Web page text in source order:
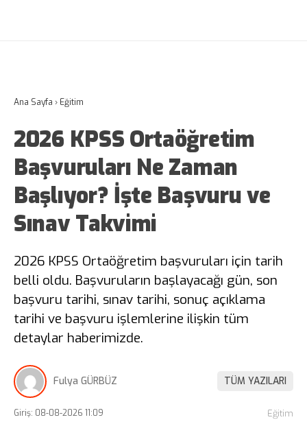
Ana Sayfa › Eğitim
2026 KPSS Ortaöğretim
Başvuruları Ne Zaman
Başlıyor? İşte Başvuru ve
Sınav Takvimi
2026 KPSS Ortaöğretim başvuruları için tarih
belli oldu. Başvuruların başlayacağı gün, son
başvuru tarihi, sınav tarihi, sonuç açıklama
tarihi ve başvuru işlemlerine ilişkin tüm
detaylar haberimizde.
Fulya GÜRBÜZ TÜM YAZILARI
Giriş: 08-08-2026 11:09 Eğitim